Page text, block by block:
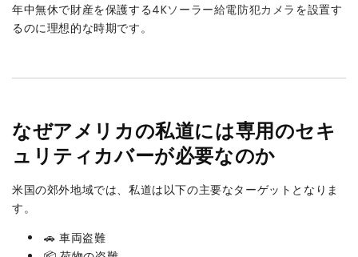
年中無休で財産を保護する4Kソーラー給電防犯カメラ を設置す
るのに理想的な時期です。
なぜアメリカの私道には専用のセキ
ュリティカバーが必要なのか
米国の郊外地域では、私道は以下の主要なターゲットとなりま
す。
🚗 車両盗難